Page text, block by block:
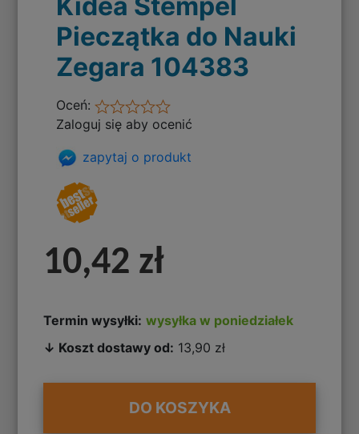
Pieczątka do Nauki
Zegara 104383
Oceń:
Zaloguj się aby ocenić
zapytaj o produkt
10,42 zł
Termin wysyłki: wysyłka w poniedziałek
↓ Koszt dostawy od: 13,90 zł
DO KOSZYKA